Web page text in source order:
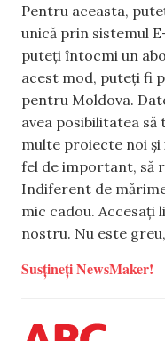
Pentru aceasta,
unică prin sistemul
puteți întocmi un
acest mod, puteți fi
pentru Moldova.
avea posibilitatea
multe proiecte noi și
fel de important, să
Indiferent de
mic cadou. Accesați
nostru. Nu este
Susțineți NewsMaker!